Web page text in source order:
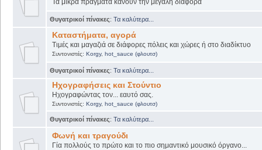
Θυγατρικοί πίνακες: Τα καλύτερα...
Καταστήματα, αγορά
Τιμές και μαγαζιά σε διάφορες πόλεις και χώρες ή στο διαδίκτυο
Συντονιστές: Korgy, hot_sauce (φλουτσ)
Θυγατρικοί πίνακες: Τα καλύτερα...
Ηχογραφήσεις και Στούντιο
Ηχογραφώντας τον... εαυτό σας.
Συντονιστές: Korgy, hot_sauce (φλουτσ)
Θυγατρικοί πίνακες: Τα καλύτερα...
Φωνή και τραγούδι
Γία πολλούς το πρώτο και το πιο σημαντικό μουσικό όργανο...